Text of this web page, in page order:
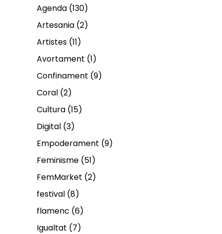
Agenda (130)
Artesania (2)
Artistes (11)
Avortament (1)
Confinament (9)
Coral (2)
Cultura (15)
Digital (3)
Empoderament (9)
Feminisme (51)
FemMarket (2)
festival (8)
flamenc (6)
Igualtat (7)